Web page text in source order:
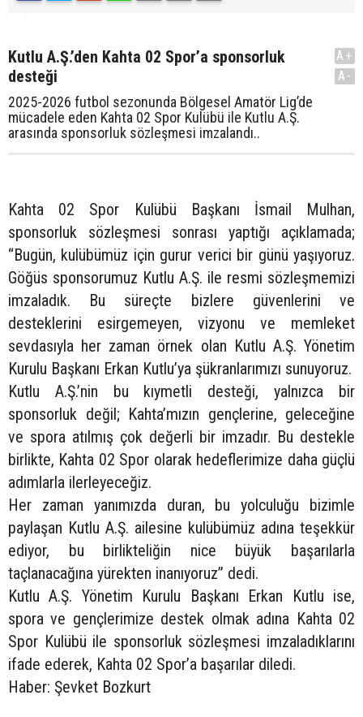
Kutlu A.Ş.’den Kahta 02 Spor’a sponsorluk
desteği
2025-2026 futbol sezonunda Bölgesel Amatör Lig’de
mücadele eden Kahta 02 Spor Kulübü ile Kutlu A.Ş.
arasında sponsorluk sözleşmesi imzalandı..
A+
A-
Kahta 02 Spor Kulübü Başkanı İsmail Mulhan,
sponsorluk sözleşmesi sonrası yaptığı açıklamada;
“Bugün, kulübümüz için gurur verici bir günü yaşıyoruz.
Göğüs sponsorumuz Kutlu A.Ş. ile resmi sözleşmemizi
imzaladık. Bu süreçte bizlere güvenlerini ve
desteklerini esirgemeyen, vizyonu ve memleket
sevdasıyla her zaman örnek olan Kutlu A.Ş. Yönetim
Kurulu Başkanı Erkan Kutlu’ya şükranlarımızı sunuyoruz.
Kutlu A.Ş.’nin bu kıymetli desteği, yalnızca bir
sponsorluk değil; Kahta’mızın gençlerine, geleceğine
ve spora atılmış çok değerli bir imzadır. Bu destekle
birlikte, Kahta 02 Spor olarak hedeflerimize daha güçlü
adımlarla ilerleyeceğiz.
Her zaman yanımızda duran, bu yolculuğu bizimle
paylaşan Kutlu A.Ş. ailesine kulübümüz adına teşekkür
ediyor, bu birlikteliğin nice büyük başarılarla
taçlanacağına yürekten inanıyoruz” dedi.
Kutlu A.Ş. Yönetim Kurulu Başkanı Erkan Kutlu ise,
spora ve gençlerimize destek olmak adına Kahta 02
Spor Kulübü ile sponsorluk sözleşmesi imzaladıklarını
ifade ederek, Kahta 02 Spor’a başarılar diledi.
Haber: Şevket Bozkurt